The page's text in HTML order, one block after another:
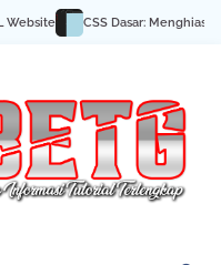
CSS Dasar: Menghias Halaman